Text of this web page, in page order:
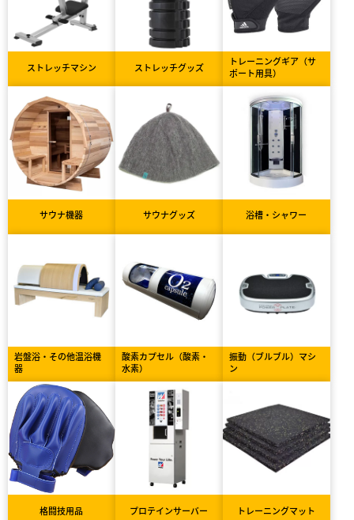
ストレッチマシン ストレッチグッズ
トレーニングギア（サ
ポート用具）
サウナ機器 サウナグッズ 浴槽・シャワー
岩盤浴・その他温浴機
器
酸素カプセル（酸素・
水素）
振動（ブルブル）マシ
ン
格闘技用品 プロテインサーバー トレーニングマット